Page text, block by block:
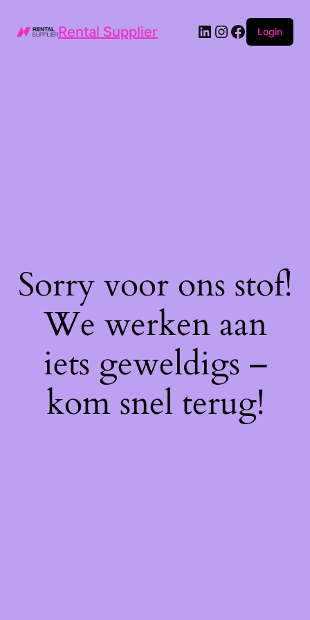
Rental Supplier LinkedIn
Instagram
Facebook
Login
Sorry voor ons stof!
We werken aan
iets geweldigs –
kom snel terug!